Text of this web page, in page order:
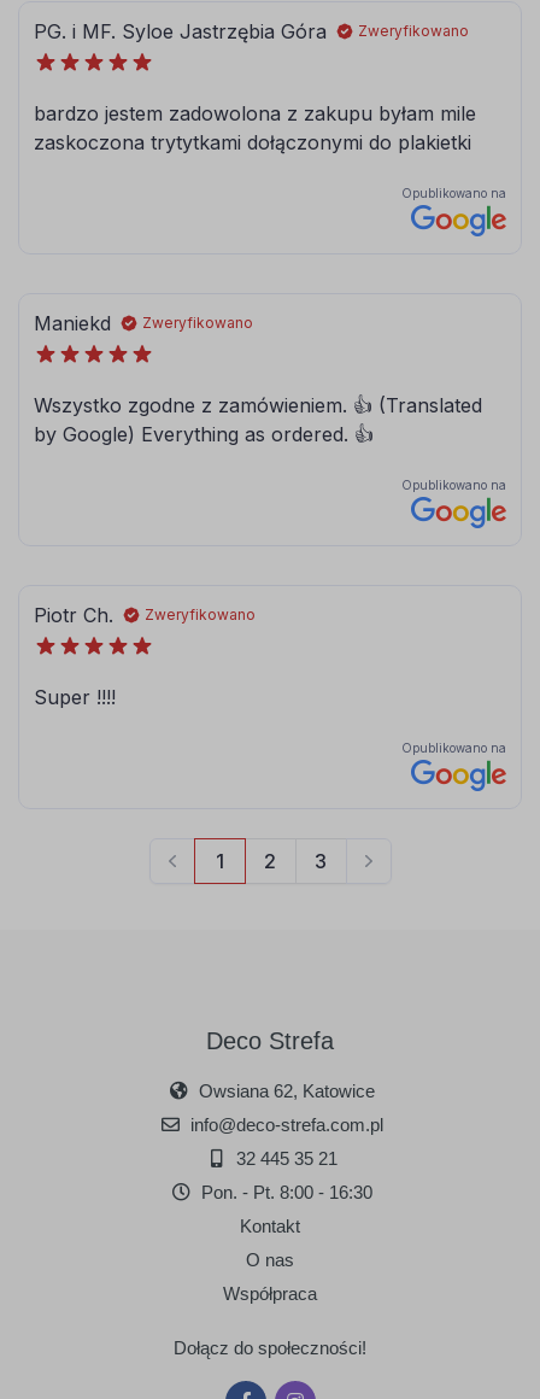
Deco Strefa
Owsiana 62, Katowice
info@deco-strefa.com.pl
32 445 35 21
Pon. - Pt. 8:00 - 16:30
Kontakt
O nas
Współpraca
Dołącz do społeczności!